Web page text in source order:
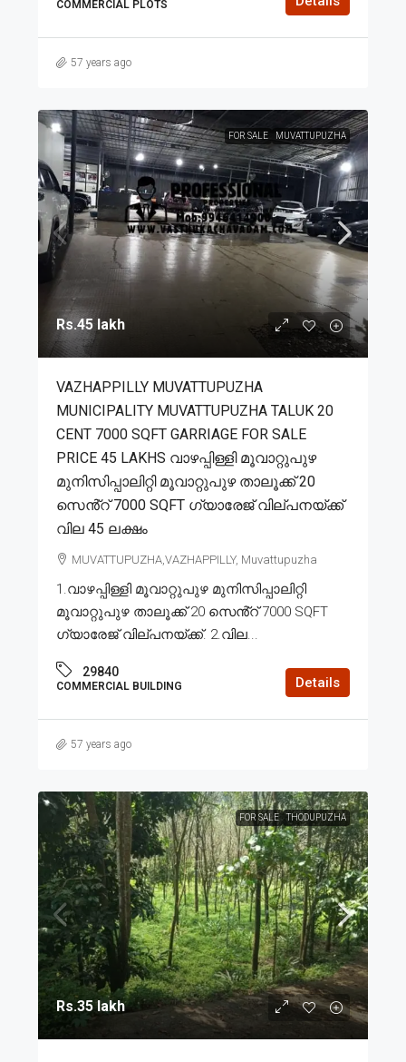
COMMERCIAL PLOTS
57 years ago
FOR SALE MUVATTUPUZHA
Rs.45 lakh
VAZHAPPILLY MUVATTUPUZHA
MUNICIPALITY MUVATTUPUZHA TALUK 20
CENT 7000 SQFT GARRIAGE FOR SALE
PRICE 45 LAKHS വാഴപ്പിള്ളി മൂവാറ്റുപുഴ
മുനിസിപ്പാലിറ്റി മൂവാറ്റുപുഴ താലൂക്ക് 20
സെൻ്റ് 7000 SQFT ഗ്യാരേജ് വില്പനയ്ക്ക്
വില 45 ലക്ഷം
MUVATTUPUZHA,VAZHAPPILLY, Muvattupuzha
1.വാഴപ്പിള്ളി മൂവാറ്റുപുഴ മുനിസിപ്പാലിറ്റി
മൂവാറ്റുപുഴ താലൂക്ക് 20 സെൻ്റ് 7000 SQFT
ഗ്യാരേജ് വില്പനയ്ക്ക്. 2.വില...
29840
COMMERCIAL BUILDING Details
57 years ago
FOR SALE THODUPUZHA
Rs.35 lakh